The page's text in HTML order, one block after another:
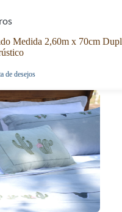
Medida 2,60m x 70cm
de desejos